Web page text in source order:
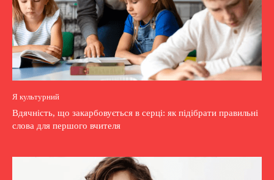
Я культурний
Вдячність, що закарбовується в серці: як підібрати правильні
слова для першого вчителя